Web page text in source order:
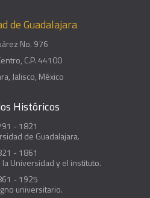
de Guadalajara
No. 976
C.P. 44100
Jalisco, México
Históricos
- 1821
de Guadalajara.
- 1861
Universidad y el instituto.
- 1925
universitario.